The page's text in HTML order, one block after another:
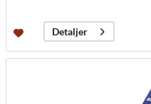
Detaljer